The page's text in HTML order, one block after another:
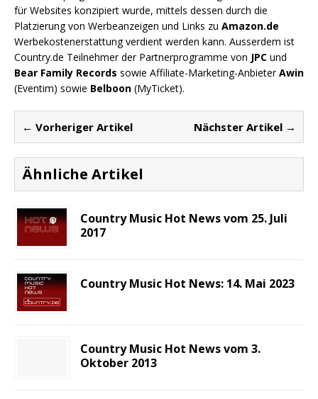
für Websites konzipiert wurde, mittels dessen durch die
Platzierung von Werbeanzeigen und Links zu Amazon.de
Werbekostenerstattung verdient werden kann. Ausserdem ist
Country.de Teilnehmer der Partnerprogramme von JPC und
Bear Family Records sowie Affiliate-Marketing-AnbieterAwin
(Eventim) sowie Belboon (MyTicket).
← Vorheriger Artikel Nächster Artikel →
Ähnliche Artikel
Country Music Hot News vom 25. Juli
2017
Country Music Hot News: 14. Mai 2023
Country Music Hot News vom 3.
Oktober 2013